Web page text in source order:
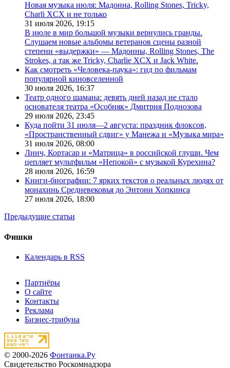
Новая музыка июля: Мадонна, Rolling Stones, Tricky,
Charli XCX и не только
31 июля 2026, 19:15
В июле в мир большой музыки вернулись гранды.
Слушаем новые альбомы ветеранов сцены разной
степени «выдержки» — Мадонны, Rolling Stones, The
Strokes, а так же Tricky, Charlie XCX и Jack White.
Как смотреть «Человека-паука»: гид по фильмам
популярной киновселенной
30 июля 2026, 16:37
Театр одного шамана: девять дней назад не стало
основателя театра «Особняк» Дмитрия Поднозова
29 июля 2026, 23:45
Куда пойти 31 июля—2 августа: праздник флоксов,
«Пространственный сдвиг» у Манежа и «Музыка мира»
31 июля 2026, 08:00
Линч, Кортасар и «Матрица» в российской глуши. Чем
цепляет мультфильм «Непокой» с музыкой Курехина?
28 июля 2026, 16:59
Книги-биографии: 7 ярких текстов о реальных людях от
монахинь Средневековья до Энтони Хопкинса
27 июля 2026, 18:00
Предыдущие статьи
Фишки
Календарь в RSS
Партнёры
О сайте
Контакты
Реклама
Бизнес-трибуна
© 2000-2026 Фонтанка.Ру
Свидетельство Роскомнадзора